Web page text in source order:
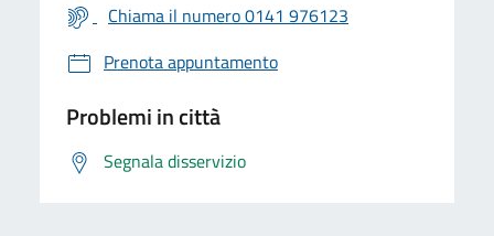
Chiama il numero 0141 976123
Prenota appuntamento
Problemi in città
Segnala disservizio